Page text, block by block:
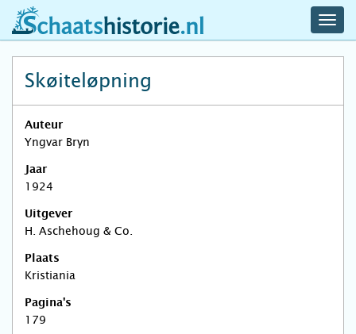
schaatshistorie.nl
Skøiteløpning
Auteur
Yngvar Bryn
Jaar
1924
Uitgever
H. Aschehoug & Co.
Plaats
Kristiania
Pagina's
179